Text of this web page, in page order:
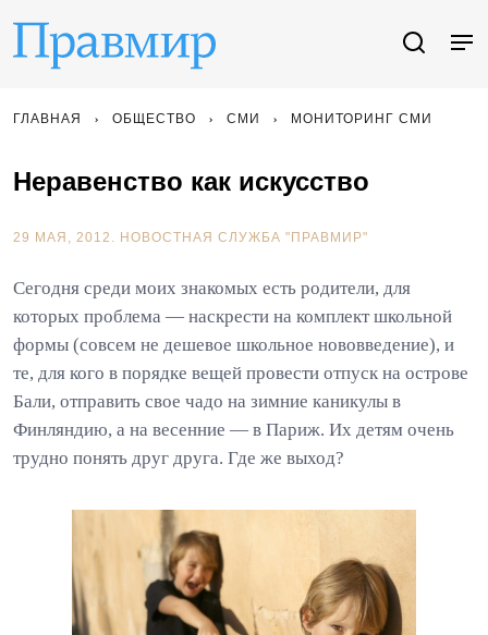
ГЛАВНАЯ ОБЩЕСТВО СМИ МОНИТОРИНГ СМИ
Неравенство как искусство
29 МАЯ, 2012. НОВОСТНАЯ СЛУЖБА "ПРАВМИР"
Сегодня среди моих знакомых есть родители, для
которых проблема — наскрести на комплект школьной
формы (совсем не дешевое школьное нововведение), и
те, для кого в порядке вещей провести отпуск на острове
Бали, отправить свое чадо на зимние каникулы в
Финляндию, а на весенние — в Париж. Их детям очень
трудно понять друг друга. Где же выход?